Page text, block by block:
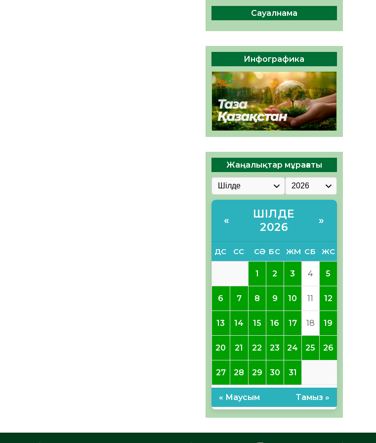
беруге дайын
ӘРБІР ДАУЫС – ҚОҒАМ
ДАМУЫНА ҚОСЫЛҒАН
ҮЛЕС
05.08.2026
37 0
Сауалнама
Инфографика
Жаңалықтар мұрағаты
«
ШІЛДЕ
2026
»
ДС СС СӘ БС ЖМ СБ ЖС
1 2 3 4 5
6 7 8 9 10 11 12
13 14 15 16 17 18 19
20 21 22 23 24 25 26
27 28 29 30 31
« Маусым Тамыз »